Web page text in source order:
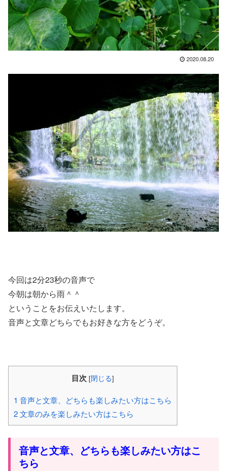
2020.08.20
今回は2分23秒の音声で
今朝は朝から雨＾＾
ということをお伝えいたします。
音声と文章どちらでもお好きな方をどうぞ。
目次 [閉じる]
1 音声と文章、どちらも楽しみたい方はこちら
2文章のみを楽しみたい方はこちら
音声と文章、どちらも楽しみたい方はこ
ちら